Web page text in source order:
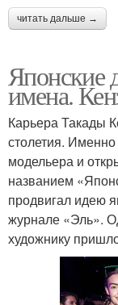
читать дальше →
Японские
имена.
Карьера Такады
столетия. Именно
модельера и
названием
продвигал идею
журнале «Эль».
художнику